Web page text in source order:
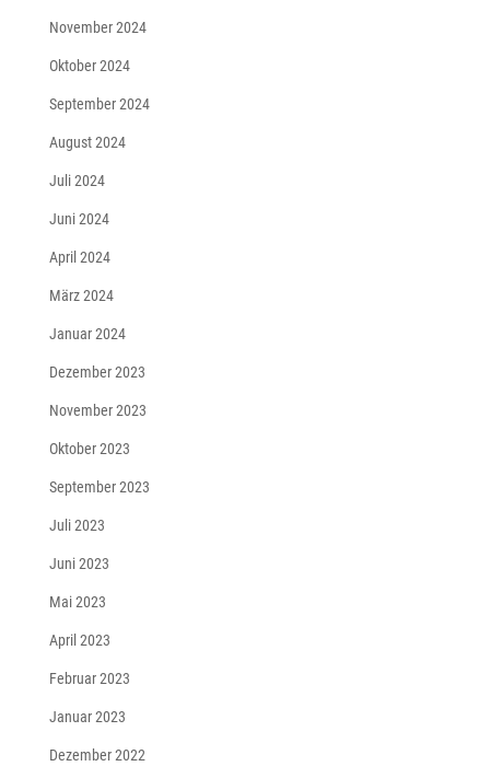
November 2024
Oktober 2024
September 2024
August 2024
Juli 2024
Juni 2024
April 2024
März 2024
Januar 2024
Dezember 2023
November 2023
Oktober 2023
September 2023
Juli 2023
Juni 2023
Mai 2023
April 2023
Februar 2023
Januar 2023
Dezember 2022